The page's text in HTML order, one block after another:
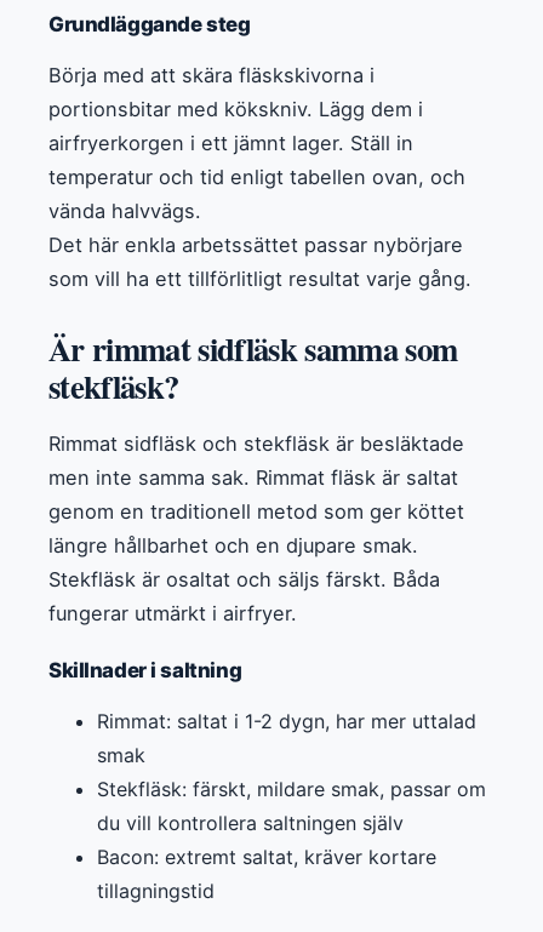
Grundläggande steg
Börja med att skära fläskskivorna i
portionsbitar med kökskniv. Lägg dem i
airfryerkorgen i ett jämnt lager. Ställ in
temperatur och tid enligt tabellen ovan, och
vända halvvägs.
Det här enkla arbetssättet passar nybörjare
som vill ha ett tillförlitligt resultat varje gång.
Är rimmat sidfläsk samma som
stekfläsk?
Rimmat sidfläsk och stekfläsk är besläktade
men inte samma sak. Rimmat fläsk är saltat
genom en traditionell metod som ger köttet
längre hållbarhet och en djupare smak.
Stekfläsk är osaltat och säljs färskt. Båda
fungerar utmärkt i airfryer.
Skillnader i saltning
Rimmat: saltat i 1-2 dygn, har mer uttalad
smak
Stekfläsk: färskt, mildare smak, passar om
du vill kontrollera saltningen själv
Bacon: extremt saltat, kräver kortare
tillagningstid